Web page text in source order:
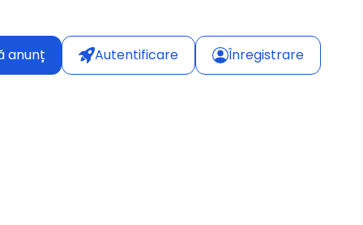
anunț Autentificare Înregistrare